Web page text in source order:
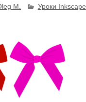
M. Уроки Inkscape